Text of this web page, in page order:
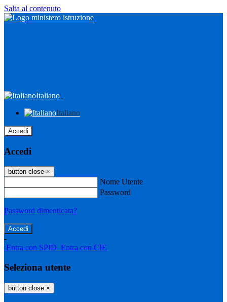
Salta al contenuto
Italiano
Italiano
Accedi
Accedi
button close ×
Nome Utente
Password
Password dimenticata?
-
Entra con SPID Entra con CIE
Seleziona utente
button close ×